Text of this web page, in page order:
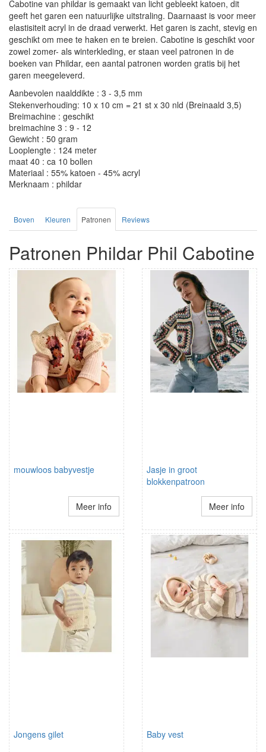
Cabotine van phildar is gemaakt van licht gebleekt katoen, dit
geeft het garen een natuurlijke uitstraling. Daarnaast is voor meer
elastisiteit acryl in de draad verwerkt. Het garen is zacht, stevig en
geschikt om mee te haken en te breien. Cabotine is geschikt voor
zowel zomer- als winterkleding, er staan veel patronen in de
boeken van Phildar, een aantal patronen worden gratis bij het
garen meegeleverd.
Aanbevolen naalddikte : 3 - 3,5 mm
Stekenverhouding: 10 x 10 cm = 21 st x 30 nld (Breinaald 3,5)
Breimachine : geschikt
breimachine 3 : 9 - 12
Gewicht : 50 gram
Looplengte : 124 meter
maat 40 : ca 10 bollen
Materiaal : 55% katoen - 45% acryl
Merknaam : phildar
Boven Kleuren Patronen Reviews
Patronen Phildar Phil Cabotine
mouwloos babyvestje
Meer info
Jasje in groot
blokkenpatroon
Meer info
Jongens gilet Baby vest